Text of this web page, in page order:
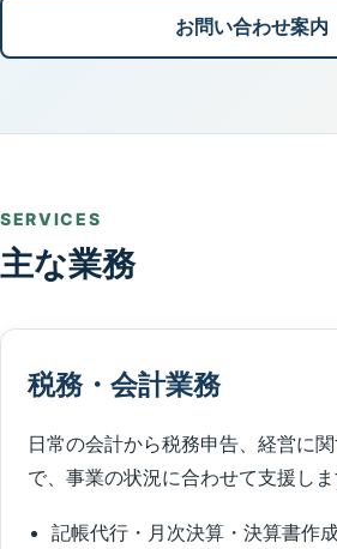
お問い合わせ案内
SERVICES
主な業務
税務・会計業務
日常の会計から税務申告、経営に
で、事業の状況に合わせて支援しま
記帳代行・月次決算・決算書作